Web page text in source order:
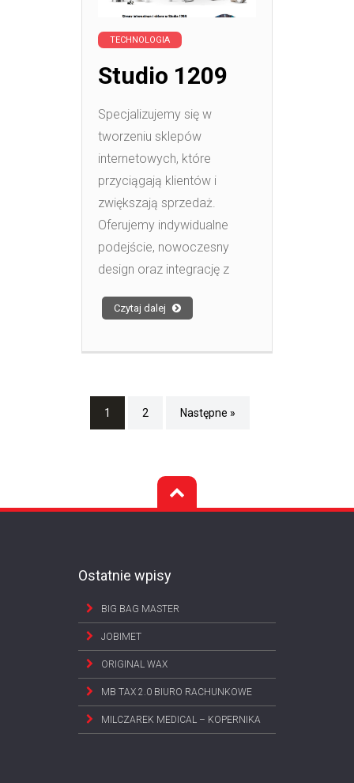
TECHNOLOGIA
Studio 1209
Specjalizujemy się w
tworzeniu sklepów
internetowych, które
przyciągają klientów i
zwiększają sprzedaż.
Oferujemy indywidualne
podejście, nowoczesny
design oraz integrację z
Czytaj dalej
1 2 Następne »
Ostatnie wpisy
BIG BAG MASTER
JOBIMET
ORIGINAL WAX
MB TAX 2.0 BIURO RACHUNKOWE
MILCZAREK MEDICAL – KOPERNIKA